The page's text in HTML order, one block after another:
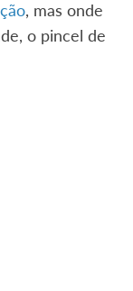
, mas onde
o pincel de